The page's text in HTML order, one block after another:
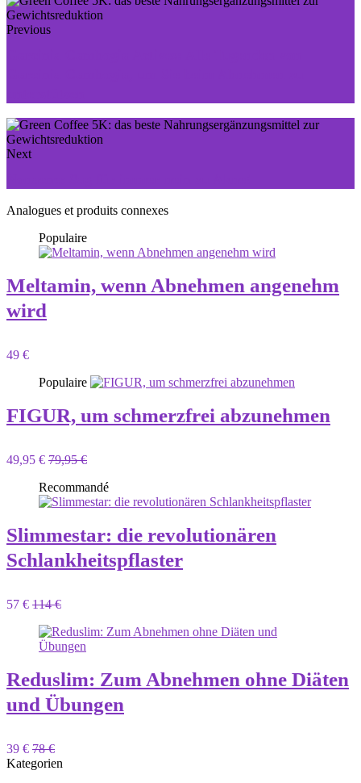
Previous
Next
Analogues et produits connexes
Populaire
Meltamin, wenn Abnehmen angenehm
wird
49 €
Populaire
FIGUR, um schmerzfrei abzunehmen
49,95 € 79,95 €
Recommandé
Slimmestar: die revolutionären
Schlankheitspflaster
57 € 114 €
Reduslim: Zum Abnehmen ohne Diäten
und Übungen
39 € 78 €
Kategorien